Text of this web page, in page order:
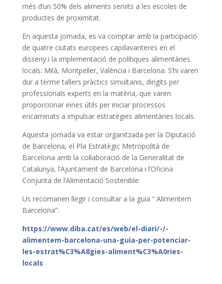
més d’un 50% dels aliments servits a les escoles de
productes de proximitat.
En aquesta jornada, es va comptar amb la participació
de quatre ciutats europees capdavanteres en el
disseny i la implementació de polítiques alimentàries
locals: Milà, Montpeller, València i Barcelona. S’hi varen
dur a terme tallers pràctics simultanis, dirigits per
professionals experts en la matèria, que varen
proporcionar eines útils per iniciar processos
encaminats a impulsar estratègies alimentàries locals.
Aquesta jornada va estar organitzada per la Diputació
de Barcelona, el Pla Estratègic Metropolità de
Barcelona amb la col·laboració de la Generalitat de
Catalunya, l’Ajuntament de Barcelona i l’Oficina
Conjunta de l’Alimentació Sostenible.
Us recomanen llegir i consultar a la guia “ Alimentem
Barcelona”:
https://www.diba.cat/es/web/el-diari/-/-
alimentem-barcelona-una-guia-per-potenciar-
les-estrat%C3%A8gies-aliment%C3%A0ries-
locals